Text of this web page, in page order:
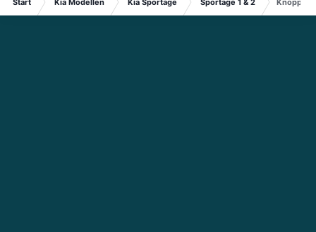
Start Kia Modellen Kia Sportage Sportage 1 & 2 Knoppen